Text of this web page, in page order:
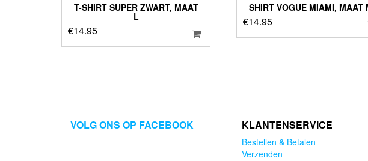
T-SHIRT SUPER ZWART, MAAT
L
€14.95
SHIRT VOGUE MIAMI, MAAT
€14.95
VOLG ONS OP FACEBOOK KLANTENSERVICE
Bestellen & Betalen
Verzenden